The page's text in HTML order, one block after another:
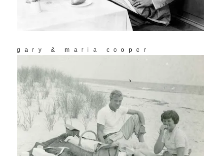
gary & maria cooper